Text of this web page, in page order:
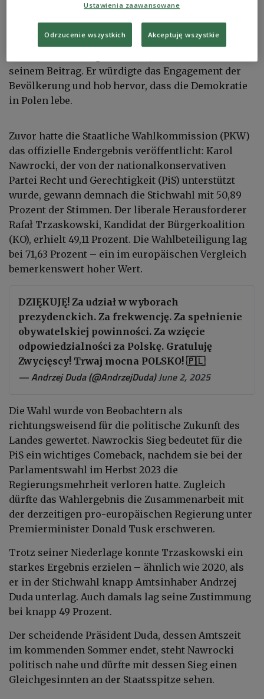
Teilnahme an der Präsidentschaftswahl. Für die
Wahlbeteiligung. Für die Erfüllung der
staatsbürgerlichen Pflicht. Für das Übernehmen
seinem Beitrag. Er würdigte das Engagement der
Bevölkerung und hob hervor, dass die Demokratie
in Polen lebe.
Zuvor hatte die Staatliche Wahlkommission (PKW)
das offizielle Endergebnis veröffentlicht: Karol
Nawrocki, der von der nationalkonservativen
Partei Recht und Gerechtigkeit (PiS) unterstützt
wurde, gewann demnach die Stichwahl mit 50,89
Prozent der Stimmen. Der liberale Herausforderer
Rafał Trzaskowski, Kandidat der Bürgerkoalition
(KO), erhielt 49,11 Prozent. Die Wahlbeteiligung lag
bei 71,63 Prozent – ein im europäischen Vergleich
bemerkenswert hoher Wert.
DZIĘKUJĘ! Za udział w wyborach
prezydenckich. Za frekwencję. Za spełnienie
obywatelskiej powinności. Za wzięcie
odpowiedzialności za Polskę. Gratuluję
Zwycięscy! Trwaj mocna POLSKO! 🇵🇱
— Andrzej Duda (@AndrzejDuda)June 2, 2025
Die Wahl wurde von Beobachtern als
richtungsweisend für die politische Zukunft des
Landes gewertet. Nawrockis Sieg bedeutet für die
PiS ein wichtiges Comeback, nachdem sie bei der
Parlamentswahl im Herbst 2023 die
Regierungsmehrheit verloren hatte. Zugleich
dürfte das Wahlergebnis die Zusammenarbeit mit
der derzeitigen pro-europäischen Regierung unter
Premierminister Donald Tusk erschweren.
Trotz seiner Niederlage konnte Trzaskowski ein
starkes Ergebnis erzielen – ähnlich wie 2020, als
er in der Stichwahl knapp Amtsinhaber Andrzej
Duda unterlag. Auch damals lag seine Zustimmung
bei knapp 49 Prozent.
Der scheidende Präsident Duda, dessen Amtszeit
im kommenden Sommer endet, steht Nawrocki
politisch nahe und dürfte mit dessen Sieg einen
Gleichgesinnten an der Staatsspitze sehen.
Ustawienia zaawansowane
Odrzucenie wszystkich Akceptuję wszystkie